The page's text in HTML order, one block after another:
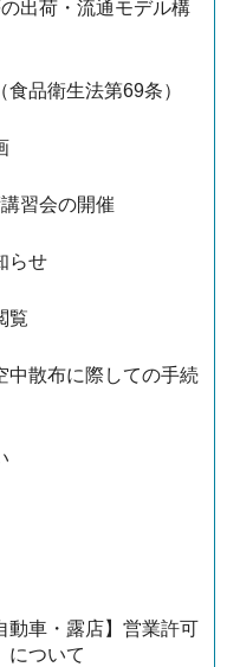
出荷・流通モデル構
品衛生法第69条）
習会の開催
らせ
覧
中散布に際しての手続
動車・露店】営業許可
について